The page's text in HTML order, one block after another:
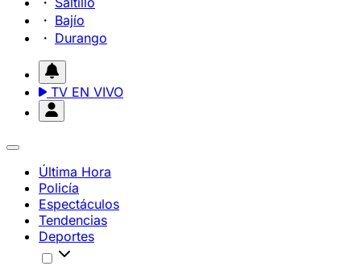
Bajío
Durango
TV EN VIVO
Última Hora
Policía
Espectáculos
Tendencias
Deportes